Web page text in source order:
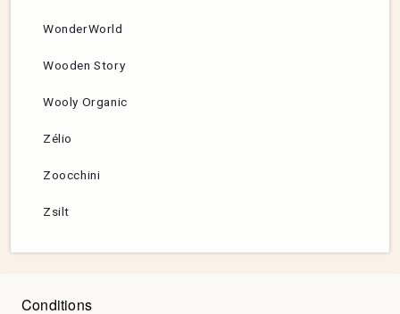
WonderWorld
Wooden Story
Wooly Organic
Zélio
Zoocchini
Zsilt
Conditions